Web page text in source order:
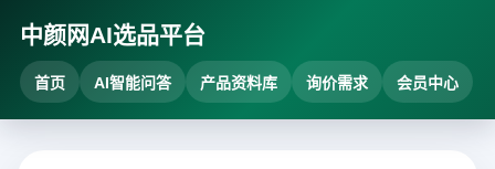
中颜网AI选品平台
首页 AI智能问答 产品资料库 询价需求 会员中心